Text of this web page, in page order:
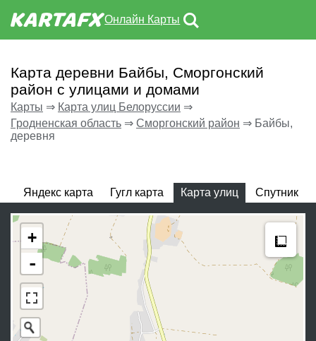
Онлайн Карты
Карта деревни Байбы, Сморгонский
район с улицами и домами
Карты ⇒ Карта улиц Белоруссии ⇒
Гродненская область ⇒ Сморгонский район ⇒ Байбы,
деревня
Яндекс карта Гугл карта Карта улиц Спутник
+
-